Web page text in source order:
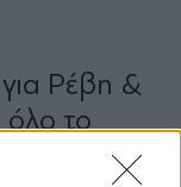
για Ρέβη &
το
θέλω να